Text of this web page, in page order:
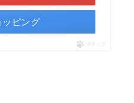
ッピング
ポチップ